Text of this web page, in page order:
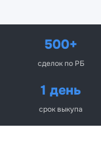
500+
сделок по РБ
1 день
срок выкупа